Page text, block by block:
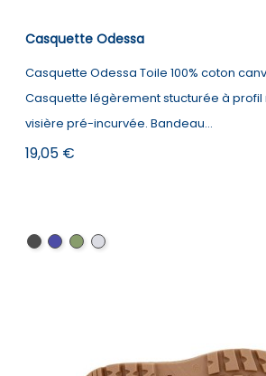
Casquette Odessa
Casquette Odessa Toile 100% coton
Casquette légèrement stucturée à
visière pré-incurvée. Bandeau...
Prix
19,05 €
BlackNavyArmyCarhartt